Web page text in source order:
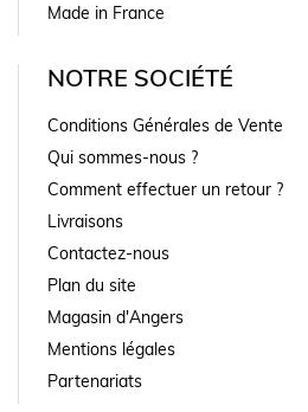
Made in France
NOTRE SOCIÉTÉ
Conditions Générales de Vente
Qui sommes-nous ?
Comment effectuer un retour ?
Livraisons
Contactez-nous
Plan du site
Magasin d'Angers
Mentions légales
Partenariats